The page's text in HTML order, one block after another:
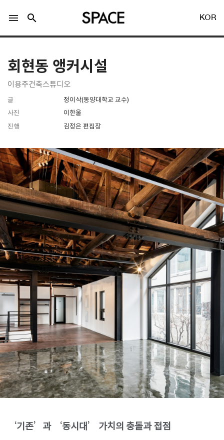
Facebook 로그인
Twitter 로그인
Naver 로그인
SPACE 소개
공지사항
기사문의
광고문의
Contact
menu search KOR
회현동 앵커시설
이용주건축스튜디오
글
정이삭(동양대학교 교수)
사진
이한울
진행
김정은 편집장
‘기존’과 ‘동시대’ 가치의 충돌과 접점